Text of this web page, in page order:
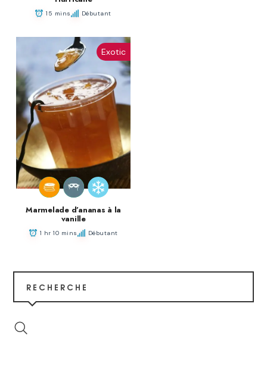
15 mins Débutant
Exotic
Marmelade d’ananas à la
vanille
1 hr 10 mins Débutant
RECHERCHE